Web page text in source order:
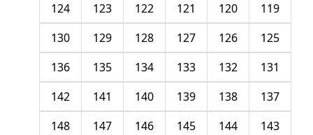
119
120
121
122
123
124
125
126
127
128
129
130
131
132
133
134
135
136
137
138
139
140
141
142
143
144
145
146
147
148